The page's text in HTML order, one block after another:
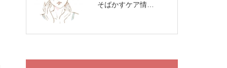
そばかすケア情…